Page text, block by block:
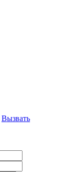
Вызвать